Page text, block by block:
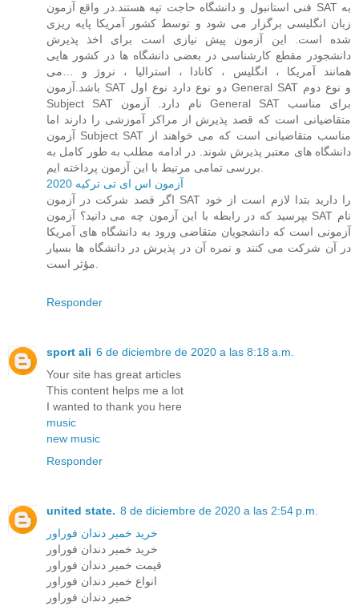
فنی استانبول و دانشگاه حاجت تپه هستند.در واقع آزمون SAT به
زبان انگلیسی برگزار می شود و توسط کشور آمریکا پایه ریزی
شده است. این آزمون پیش نیازی است برای اخذ پذیرش
دانشجودر مقطع کارشناسی در بعضی دانشگاه ها در کشور هایی
همانند آمریکا ، انگلیس ، کانادا ، استرالیا ، نروژ و …می
باشد.آزمون SAT دو نوع دارد نوع اول General SAT و نوع دوم
Subject SAT نام دارد. آزمون General SAT برای مناسب
متقاضیانی است که قصد پذیرش از مراکز آموزشی را دارند اما
آزمون Subject SAT مناسب متقاضیانی است که می خواهند از
دانشگاه های معتبر پذیرش شوند. در ادامه مطلب به طور کامل به
بررسی تمامی مرتبط با این آزمون پرداخته ایم.
آزمون اس ای تی ترکیه 2020
اگر قصد شرکت در آزمون SAT را دارید بتدا لازم است از خود
بپرسید که در رابطه با این آزمون چه می دانید؟ آزمون SAT نام
آزمونی است که دانشجویان متقاضی ورود به دانشگاه های آمریکا
در آن شرکت می کنند و نمره آن در پذیرش در دانشگاه ها بسیار
مؤثر است.
Responder
sport ali 6 de diciembre de 2020 a las 8:18 a.m.
Your site has great articles
This content helps me a lot
I wanted to thank you here
music
new music
Responder
united state. 8 de diciembre de 2020 a las 2:54 p.m.
خرید خمیر دندان فوراور
خرید خمیر دندان فوراور
قیمت خمیر دندان فوراور
انواع خمیر دندان فوراور
خمیر دندان فوراور